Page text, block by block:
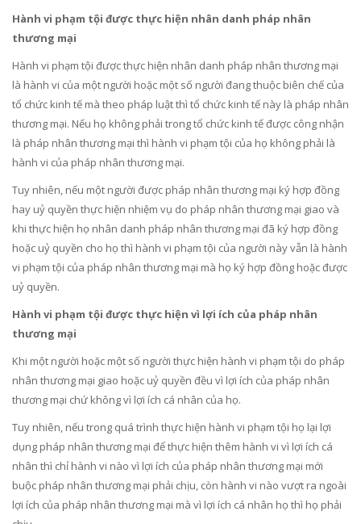
Hành vi phạm tội được thực hiện nhân danh pháp nhân
thương mại
Hành vi phạm tội được thực hiện nhân danh pháp nhân thương mại
là hành vi của một người hoặc một số người đang thuộc biên chế của
tổ chức kinh tế mà theo pháp luật thì tổ chức kinh tế này là pháp nhân
thương mại. Nếu họ không phải trong tổ chức kinh tế được công nhận
là pháp nhân thương mại thì hành vi phạm tội của họ không phải là
hành vi của pháp nhân thương mại.
Tuy nhiên, nếu một người được pháp nhân thương mại ký hợp đồng
hay uỷ quyền thực hiện nhiệm vụ do pháp nhân thương mại giao và
khi thực hiện họ nhân danh pháp nhân thương mại đã ký hợp đồng
hoặc uỷ quyền cho họ thì hành vi phạm tội của người này vẫn là hành
vi phạm tội của pháp nhân thương mại mà họ ký hợp đồng hoặc được
uỷ quyền.
Hành vi phạm tội được thực hiện vì lợi ích của pháp nhân
thương mại
Khi một người hoặc một số người thực hiện hành vi phạm tội do pháp
nhân thương mại giao hoặc uỷ quyền đều vì lợi ích của pháp nhân
thương mại chứ không vì lợi ích cá nhân của họ.
Tuy nhiên, nếu trong quá trình thực hiện hành vi phạm tội họ lại lợi
dụng pháp nhân thương mại để thực hiện thêm hành vi vì lợi ích cá
nhân thì chỉ hành vi nào vì lợi ích của pháp nhân thương mại mới
buộc pháp nhân thương mại phải chịu, còn hành vi nào vượt ra ngoài
lợi ích của pháp nhân thương mại mà vì lợi ích cá nhân họ thì họ phải